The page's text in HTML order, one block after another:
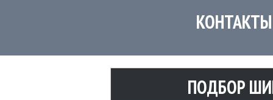
КОНТАКТЫ
ПОДБОР